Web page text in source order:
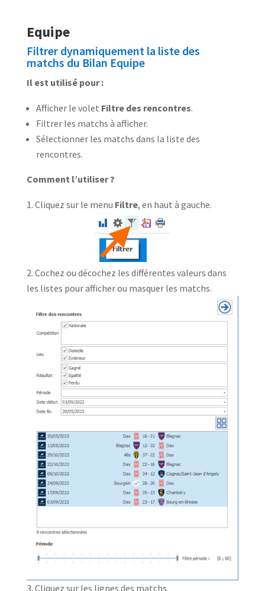
Equipe
Filtrer dynamiquement la liste des
matchs du Bilan Equipe
Il est utilisé pour :
Afficher le volet Filtre des rencontres.
Filtrer les matchs à afficher.
Sélectionner les matchs dans la liste des
rencontres.
Comment l’utiliser ?
Cliquez sur le menu Filtre, en haut à gauche.
Cochez ou décochez les différentes valeurs dans
les listes pour afficher ou masquer les matchs.
Cliquez sur les lignes des matchs.